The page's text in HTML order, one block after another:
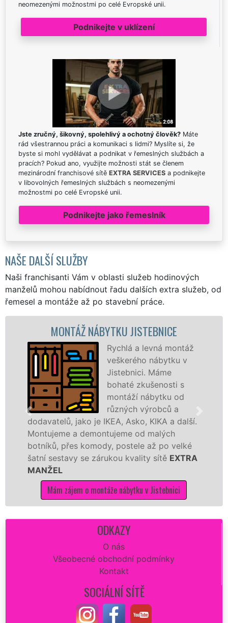
neomezenými možnostmi po celé Evropské unii.
Podnikejte v uklízení
Jste zručný, šikovný, spolehlivý a ochotný člověk? Máte
rád všestrannou práci a komunikaci s lidmi? Myslíte si, že
byste si mohl vydělávat a podnikat v řemeslných službách a
pracích? Pokud ano, využijte možnosti stát se členem
mezinárodní franchisové sítě EXTRA SERVICES a podnikejte
v libovolných řemeslných službách s neomezenými
možnostmi po celé Evropské unii.
Podnikejte jako řemeslník
NAŠE DALŠÍ SLUŽBY
Naši franchisanti Vám v oblasti služeb hodinových
manželů mohou nabídnout řadu dalších extra služeb, od
řemesel a montáže až po stavební práce.
MONTÁŽ NÁBYTKU JISTEBNICE
Rychlá a levná montáž
veškerého nábytku v
Jistebnici. Máme
bohaté zkušenosti s
montáží nábytku od
různých výrobců a
jako je IKEA, Asko, KIKA a další.
a demontujeme od malých
přes komody, postele až po velké
se zárukou kvality sítěEXTRA
zájem o montáže nábytku v Jistebnici
různých
tuto
ODKAZY
O nás
Všeobecné obchodní podmínky
Kontakt
SOCIÁLNÍ SÍTĚ